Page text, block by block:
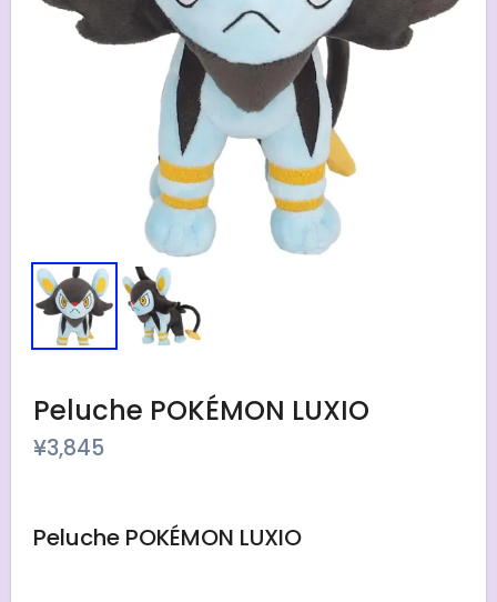
Peluche POKÉMON LUXIO
¥3,845
Peluche POKÉMON LUXIO